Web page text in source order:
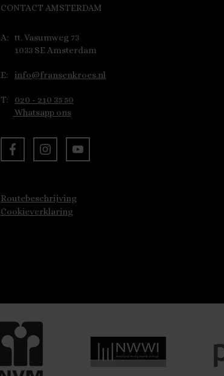
CONTACT AMSTERDAM
A:
tt. Vasumweg 73
1033 SE Amsterdam
E: info@fransenkroes.nl
T:
020 - 210 35 50
Whatsapp ons
Routebeschrijving
Cookieverklaring